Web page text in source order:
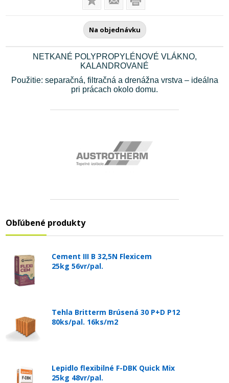
Na objednávku
NETKANÉ POLYPROPYLÉNOVÉ VLÁKNO,
KALANDROVANÉ
Použitie: separačná, filtračná a drenážna vrstva – ideálna
pri prácach okolo domu.
Obľúbené produkty
Cement III B 32,5N Flexicem
25kg 56vr/pal.
Tehla Britterm Brúsená 30 P+D P12
80ks/pal. 16ks/m2
Lepidlo flexibilné F-DBK Quick Mix
25kg 48vr/pal.